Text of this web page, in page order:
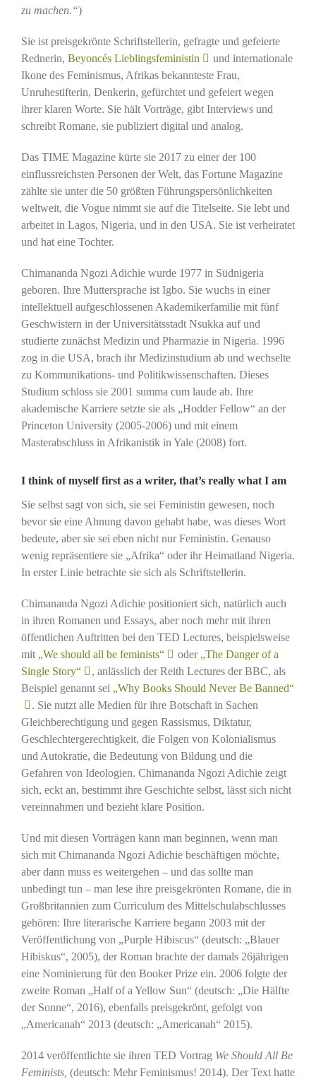
zu machen.“)
Sie ist preisgekrönte Schriftstellerin, gefragte und gefeierte
Rednerin, Beyoncés Lieblingsfeministin
und internationale
Ikone des Feminismus, Afrikas bekannteste Frau,
Unruhestifterin, Denkerin, gefürchtet und gefeiert wegen
ihrer klaren Worte. Sie hält Vorträge, gibt Interviews und
schreibt Romane, sie publiziert digital und analog.
Das TIME Magazine kürte sie 2017 zu einer der 100
einflussreichsten Personen der Welt, das Fortune Magazine
zählte sie unter die 50 größten Führungspersönlichkeiten
weltweit, die Vogue nimmt sie auf die Titelseite. Sie lebt und
arbeitet in Lagos, Nigeria, und in den USA. Sie ist verheiratet
und hat eine Tochter.
Chimananda Ngozi Adichie wurde 1977 in Südnigeria
geboren. Ihre Muttersprache ist Igbo. Sie wuchs in einer
intellektuell aufgeschlossenen Akademikerfamilie mit fünf
Geschwistern in der Universitätsstadt Nsukka auf und
studierte zunächst Medizin und Pharmazie in Nigeria. 1996
zog in die USA, brach ihr Medizinstudium ab und wechselte
zu Kommunikations- und Politikwissenschaften. Dieses
Studium schloss sie 2001 summa cum laude ab. Ihre
akademische Karriere setzte sie als „Hodder Fellow“ an der
Princeton University (2005-2006) und mit einem
Masterabschluss in Afrikanistik in Yale (2008) fort.
I think of myself first as a writer, that’s really what I am
Sie selbst sagt von sich, sie sei Feministin gewesen, noch
bevor sie eine Ahnung davon gehabt habe, was dieses Wort
bedeute, aber sie sei eben nicht nur Feministin. Genauso
wenig repräsentiere sie „Afrika“ oder ihr Heimatland Nigeria.
In erster Linie betrachte sie sich als Schriftstellerin.
Chimananda Ngozi Adichie positioniert sich, natürlich auch
in ihren Romanen und Essays, aber noch mehr mit ihren
öffentlichen Auftritten bei den TED Lectures, beispielsweise
mit „We should all be feminists“ oder „The Danger of a
Single Story“
, anlässlich der Reith Lectures der BBC, als
Beispiel genannt sei „Why Books Should Never Be Banned“
. Sie nutzt alle Medien für ihre Botschaft in Sachen
Gleichberechtigung und gegen Rassismus, Diktatur,
Geschlechtergerechtigkeit, die Folgen von Kolonialismus
und Autokratie, die Bedeutung von Bildung und die
Gefahren von Ideologien. Chimananda Ngozi Adichie zeigt
sich, eckt an, bestimmt ihre Geschichte selbst, lässt sich nicht
vereinnahmen und bezieht klare Position.
Und mit diesen Vorträgen kann man beginnen, wenn man
sich mit Chimananda Ngozi Adichie beschäftigen möchte,
aber dann muss es weitergehen – und das sollte man
unbedingt tun – man lese ihre preisgekrönten Romane, die in
Großbritannien zum Curriculum des Mittelschulabschlusses
gehören: Ihre literarische Karriere begann 2003 mit der
Veröffentlichung von „Purple Hibiscus“ (deutsch: „Blauer
Hibiskus“, 2005), der Roman brachte der damals 26jährigen
eine Nominierung für den Booker Prize ein. 2006 folgte der
zweite Roman „Half of a Yellow Sun“ (deutsch: „Die Hälfte
der Sonne“, 2016), ebenfalls preisgekrönt, gefolgt von
„Americanah“ 2013 (deutsch: „Americanah“ 2015).
2014 veröffentlichte sie ihren TED Vortrag We Should All Be
Feminists, (deutsch: Mehr Feminismus! 2014). Der Text hatte